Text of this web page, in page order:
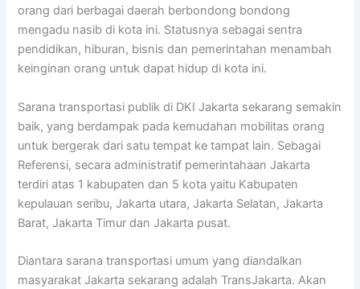
orang dari berbagai daerah berbondong bondong
mengadu nasib di kota ini. Statusnya sebagai sentra
pendidikan, hiburan, bisnis dan pemerintahan menambah
keinginan orang untuk dapat hidup di kota ini.
Sarana transportasi publik di DKI Jakarta sekarang semakin
baik, yang berdampak pada kemudahan mobilitas orang
untuk bergerak dari satu tempat ke tampat lain. Sebagai
Referensi, secara administratif pemerintahaan Jakarta
terdiri atas 1 kabupaten dan 5 kota yaitu Kabupaten
kepulauan seribu, Jakarta utara, Jakarta Selatan, Jakarta
Barat, Jakarta Timur dan Jakarta pusat.
Diantara sarana transportasi umum yang diandalkan
masyarakat Jakarta sekarang adalah TransJakarta. Akan